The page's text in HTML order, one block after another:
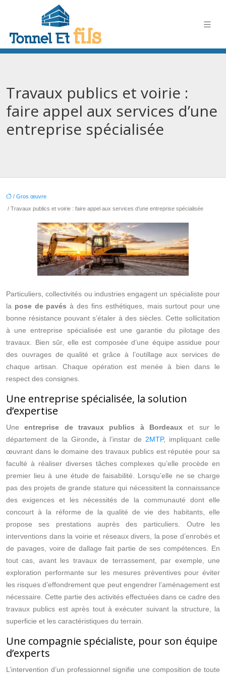
Travaux publics et voirie :
faire appel aux services d’une
entreprise spécialisée
/ Gros œuvre
/ Travaux publics et voirie : faire appel aux services d’une entreprise spécialisée
Particuliers, collectivités ou industries engagent un spécialiste pour
la pose de pavés à des fins esthétiques, mais surtout pour une
bonne résistance pouvant s’étaler à des siècles. Cette sollicitation
à une entreprise spécialisée est une garantie du pilotage des
travaux. Bien sûr, elle est composée d’une équipe assidue pour
des ouvrages de qualité et grâce à l’outillage aux services de
chaque artisan. Chaque opération est menée à bien dans le
respect des consignes.
Une entreprise spécialisée, la solution
d’expertise
Uneentreprise de travaux publics à Bordeaux et sur le
département de la Gironde, à l’instar de 2MTP, impliquant celle
œuvrant dans le domaine des travaux publics est réputée pour sa
faculté à réaliser diverses tâches complexes qu’elle procède en
premier lieu à une étude de faisabilité. Lorsqu’elle ne se charge
pas des projets de grande stature qui nécessitent la connaissance
des exigences et les nécessités de la communauté dont elle
concourt à la réforme de la qualité de vie des habitants, elle
propose ses prestations auprès des particuliers. Outre les
interventions dans la voirie et réseaux divers, la pose d’enrobés et
de pavages, voire de dallage fait partie de ses compétences. En
tout cas, avant les travaux de terrassement, par exemple, une
exploration performante sur les mesures préventives pour éviter
les risques d’effondrement que peut engendrer l’aménagement est
nécessaire. Cette partie des activités effectuées dans ce cadre des
travaux publics est après tout à exécuter suivant la structure, la
superficie et les caractéristiques du terrain.
Une compagnie spécialiste, pour son équipe
d’experts
L’intervention d’un professionnel signifie une composition de toute